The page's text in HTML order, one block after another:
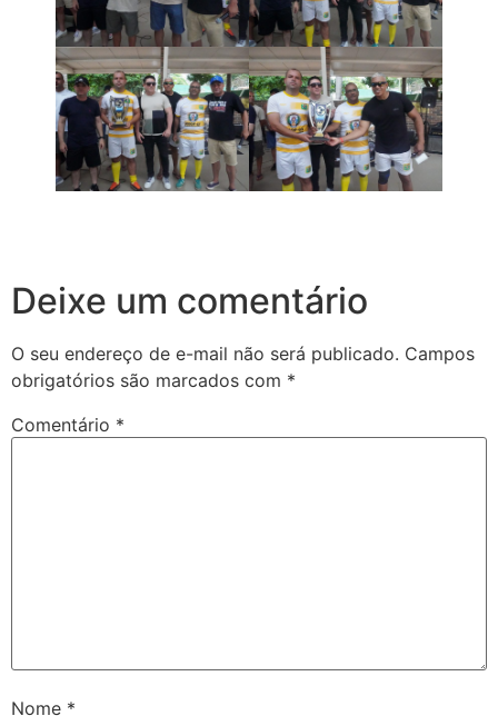
Deixe um comentário
O seu endereço de e-mail não será publicado. Campos
obrigatórios são marcados com *
Comentário *
Nome *